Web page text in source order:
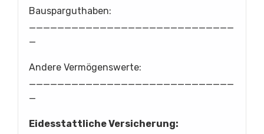
Bausparguthaben:
Andere Vermögenswerte:
Eidesstattliche Versicherung: